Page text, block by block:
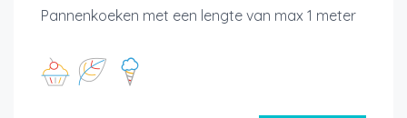
Pannenkoeken met een lengte van max 1 meter